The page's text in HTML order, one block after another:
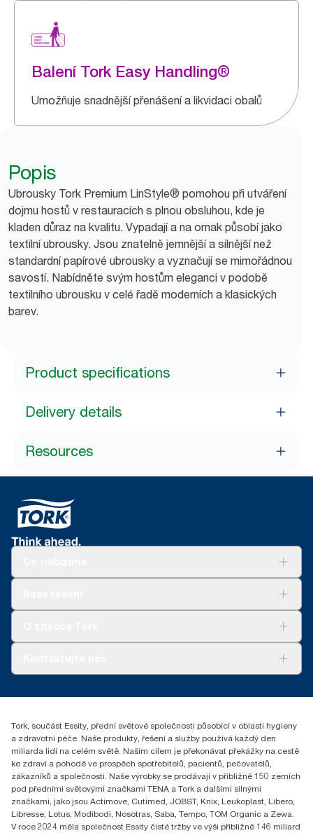
Balení Tork Easy Handling®
Umožňuje snadnější přenášení a likvidaci obalů
Popis
Ubrousky Tork Premium LinStyle® pomohou při utváření
dojmu hostů v restauracích s plnou obsluhou, kde je
kladen důraz na kvalitu. Vypadají a na omak působí jako
textilní ubrousky. Jsou znatelně jemnější a silnější než
standardní papírové ubrousky a vyznačují se mimořádnou
savostí. Nabídněte svým hostům eleganci v podobě
textilního ubrousku v celé řadě moderních a klasických
barev.
Product specifications
Delivery details
Resources
reception.prague@essity.com
Praha 8, Karlin, Sokolovská 100/94
186 00 Česká republika
Tork, součást Essity, přední světové společnosti působící v oblasti hygieny
a zdravotní péče. Naše produkty, řešení a služby používá každý den
miliarda lidí na celém světě. Naším cílem je překonávat překážky na cestě
ke zdraví a pohodě ve prospěch spotřebitelů, pacientů, pečovatelů,
zákazníků a společnosti. Naše výrobky se prodávají v přibližně 150 zemích
pod předními světovými značkami TENA a Tork a dalšími silnými
značkami, jako jsou Actimove, Cutimed, JOBST, Knix, Leukoplast, Libero,
Libresse, Lotus, Modibodi, Nosotras, Saba, Tempo, TOM Organic a Zewa.
V roce 2024 měla společnost Essity čisté tržby ve výši přibližně 146 miliard